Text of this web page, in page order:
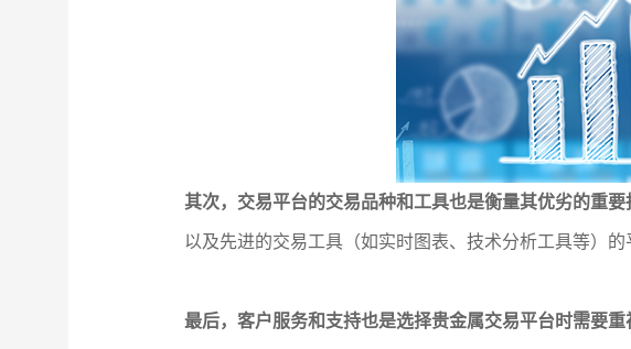
其次，交易平台的交易品种和工具也是衡量其优劣的重要
以及先进的交易工具（如实时图表、技术分析工具等）
最后，客户服务和支持也是选择贵金属交易平台时需要重